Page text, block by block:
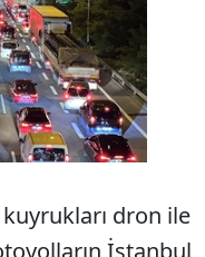
dron ile
İstanbul